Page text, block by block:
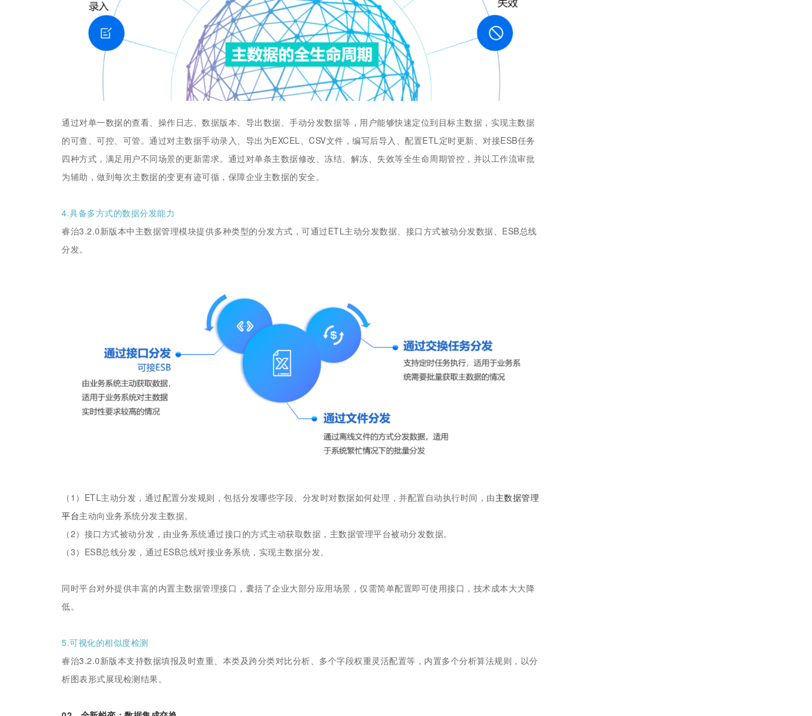
通过对单一数据的查看、操作日志、数据版本、导出数据、手动分发数据等，用户能够快速定位到目标主数据，实现主数据
的可查、可控、可管。通过对主数据手动录入、导出为EXCEL、CSV文件，编写后导入、配置ETL定时更新、对接ESB任务
四种方式，满足用户不同场景的更新需求。通过对单条主数据修改、冻结、解冻、失效等全生命周期管控，并以工作流审批
为辅助，做到每次主数据的变更有迹可循，保障企业主数据的安全。
4.具备多方式的数据分发能力
睿治3.2.0新版本中主数据管理模块提供多种类型的分发方式，可通过ETL主动分发数据、接口方式被动分发数据、ESB总线
分发。
（1）ETL主动分发，通过配置分发规则，包括分发哪些字段、分发时对数据如何处理，并配置自动执行时间，由主数据管理
平台主动向业务系统分发主数据。
（2）接口方式被动分发，由业务系统通过接口的方式主动获取数据，主数据管理平台被动分发数据。
（3）ESB总线分发，通过ESB总线对接业务系统，实现主数据分发。
同时平台对外提供丰富的内置主数据管理接口，囊括了企业大部分应用场景，仅需简单配置即可使用接口，技术成本大大降
低。
5.可视化的相似度检测
睿治3.2.0新版本支持数据填报及时查重、本类及跨分类对比分析、多个字段权重灵活配置等，内置多个分析算法规则，以分
析图表形式展现检测结果。